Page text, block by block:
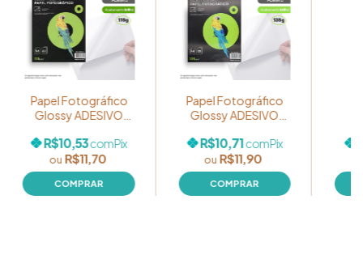
Papel Fotográfico
Glossy ADESIVO
Paper - Pacote com
20 folhas
R$11,70
R$10,53comPix
Papel Fotográfico
Glossy ADESIVO
Paper - Pacote com
20 folhas
R$11,90
R$10,71comPix